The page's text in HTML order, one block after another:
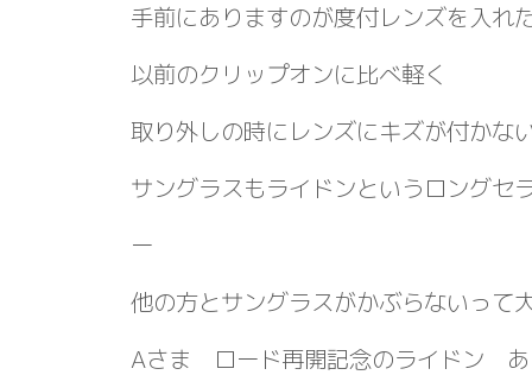
手前にありますのが度付レンズを入れ
以前のクリップオンに比べ軽く
取り外しの時にレンズにキズが付かな
サングラスもライドンというロング
ー
他の方とサングラスがかぶらないって
Aさま ロード再開記念のライドン あ